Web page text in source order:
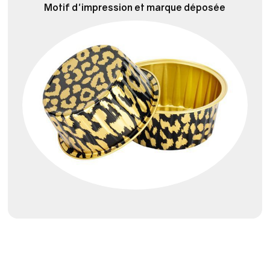
Motif d'impression et marque déposée